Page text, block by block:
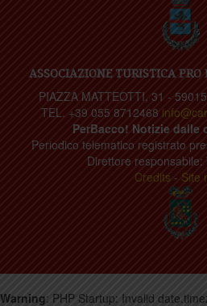
ASSOCIAZIONE TURISTICA
PIAZZA MATTEOTTI, 31 -
TEL. +39 055 8712468
PerBacco! Notizie dalle
Periodico telematico registrato
Direttore responsabile:
Credits - Site
Warning: PHP Startup: Invalid